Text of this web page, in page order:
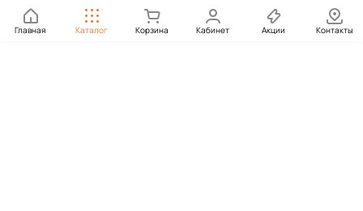
Главная Каталог Корзина Кабинет Акции Контакты